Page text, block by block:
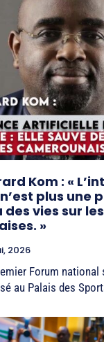
Kom : «
plus une
vies sur
»
2026
Forum national
au Palais des